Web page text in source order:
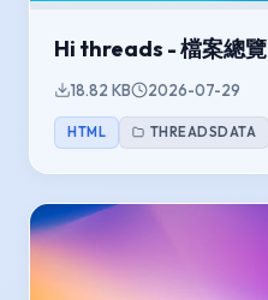
Hi threads - 檔案總覽
18.82 KB 2026-07-29
HTML THREADSDATA